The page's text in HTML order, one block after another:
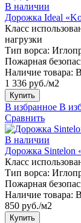
В наличии
Дорожка Ideal
Класс
нагрузки
Тип ворса:
Пожарная
Наличие товара:
1 336 руб./м2
Купить
В избранное В
Сравнить
В наличии
Дорожка Sintelon
Класс
Тип ворса:
Пожарная
Наличие товара:
850 руб./м2
Купить